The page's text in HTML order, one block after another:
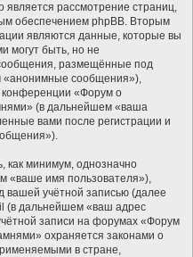
является рассмотрение страниц,
обеспечением phpBB. Вторым
являются данные, которые вы
могут быть, но не
размещённые под
«анонимные сообщения»),
конференции «Форум о
(в дальнейшем «ваша
вами после регистрации и
как минимум, однозначно
«ваше имя пользователя»),
вашей учётной записью (далее
(в дальнейшем «ваш адрес
записи на форумах «Форум
охраняется законами о
в стране,